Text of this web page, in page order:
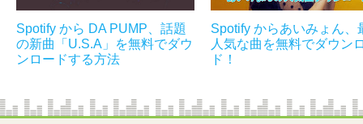
Spotify から DA PUMP、話題
の新曲「U.S.A」を無料でダウ
ンロードする方法
Spotify からあいみょん、
人気な曲を無料でダウン
ド！